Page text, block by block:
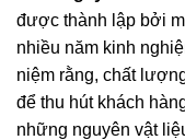
được thành lập bởi
nhiều năm kinh
niệm rằng, chất
để thu hút khách
những nguyên vật